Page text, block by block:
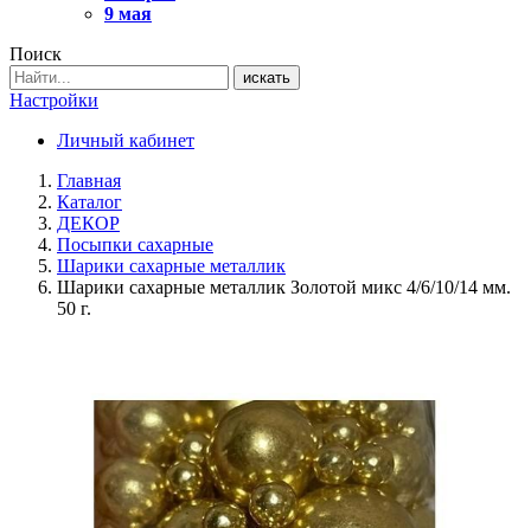
9 мая
Поиск
искать
Настройки
Личный кабинет
Главная
Каталог
ДЕКОР
Посыпки сахарные
Шарики сахарные металлик
Шарики сахарные металлик Золотой микс 4/6/10/14 мм.
50 г.